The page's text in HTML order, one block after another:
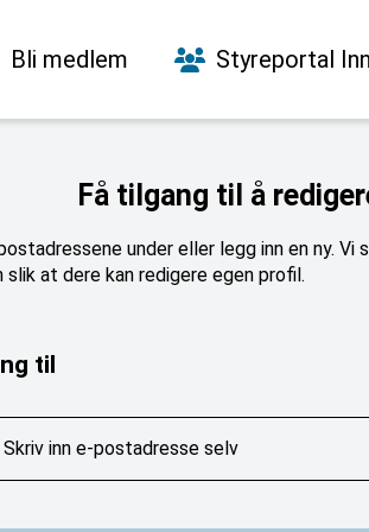
Bli medlem Styreportal
Få tilgang til å
under eller legg inn en ny.
at dere kan redigere egen profil.
til
Skriv inn e-postadresse selv